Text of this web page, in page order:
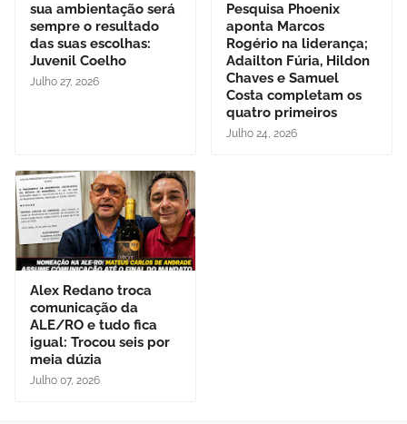
sua ambientação será
sempre o resultado
das suas escolhas:
Juvenil Coelho
Julho 27, 2026
Pesquisa Phoenix
aponta Marcos
Rogério na liderança;
Adailton Fúria, Hildon
Chaves e Samuel
Costa completam os
quatro primeiros
Julho 24, 2026
Alex Redano troca
comunicação da
ALE/RO e tudo fica
igual: Trocou seis por
meia dúzia
Julho 07, 2026